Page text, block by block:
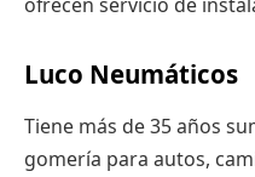
Luco Neumáticos
Tiene más de 35 años
gomería para autos,